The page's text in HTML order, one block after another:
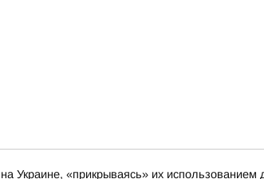
Украине, «прикрываясь» их